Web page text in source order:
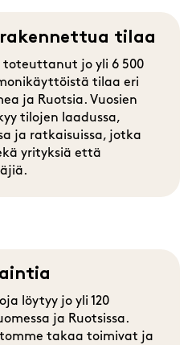
rakennettua tilaa
toteuttanut jo yli 6 500
tilaa eri
ja Ruotsia. Vuosien
tilojen laadussa,
ja ratkaisuissa, jotka
yrityksiä että
löytyy jo yli 120
ja Ruotsissa.
takaa toimivat ja